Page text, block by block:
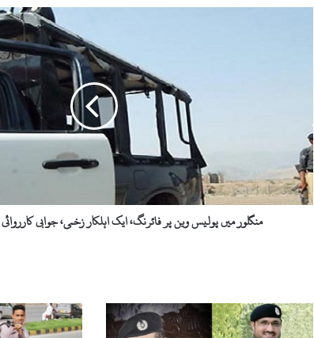
منگلور
اہلکار
زخمی،
جوابی
کارروائی
میں
حملہ منگلور میں پولیس وین پر فائرنگ، ایک اہلکار زخمی، جوابی